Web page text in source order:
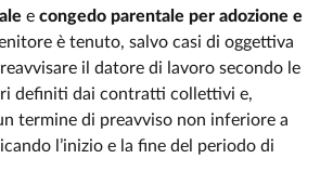
e congedo parentale per adozione e
è tenuto, salvo casi di oggettiva
il datore di lavoro secondo le
definiti dai contratti collettivi e,
termine di preavviso non inferiore a
l’inizio e la fine del periodo di